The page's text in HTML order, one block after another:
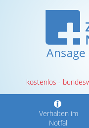
kostenlos -
Verhalten im
Notfall